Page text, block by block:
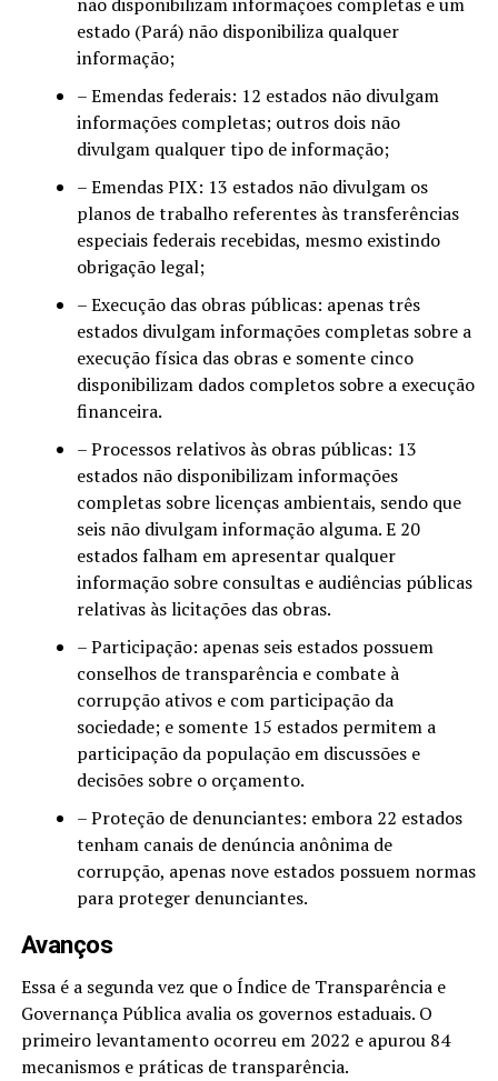
estado (Pará) não disponibiliza qualquer
informação;
– Emendas federais: 12 estados não divulgam
informações completas; outros dois não
divulgam qualquer tipo de informação;
– Emendas PIX: 13 estados não divulgam os
planos de trabalho referentes às transferências
especiais federais recebidas, mesmo existindo
obrigação legal;
– Execução das obras públicas: apenas três
estados divulgam informações completas sobre a
execução física das obras e somente cinco
disponibilizam dados completos sobre a execução
financeira.
– Processos relativos às obras públicas: 13
estados não disponibilizam informações
completas sobre licenças ambientais, sendo que
seis não divulgam informação alguma. E 20
estados falham em apresentar qualquer
informação sobre consultas e audiências públicas
relativas às licitações das obras.
– Participação: apenas seis estados possuem
conselhos de transparência e combate à
corrupção ativos e com participação da
sociedade; e somente 15 estados permitem a
participação da população em discussões e
decisões sobre o orçamento.
– Proteção de denunciantes: embora 22 estados
tenham canais de denúncia anônima de
corrupção, apenas nove estados possuem normas
para proteger denunciantes.
Avanços
Essa é a segunda vez que o Índice de Transparência e
Governança Pública avalia os governos estaduais. O
primeiro levantamento ocorreu em 2022 e apurou 84
mecanismos e práticas de transparência.